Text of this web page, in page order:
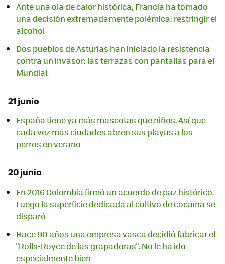
Ante una ola de calor histórica, Francia ha tomado
una decisión extremadamente polémica: restringir el
alcohol
Dos pueblos de Asturias han iniciado la resistencia
contra un invasor: las terrazas con pantallas para el
Mundial
21 junio
España tiene ya más mascotas que niños. Así que
cada vez más ciudades abren sus playas a los
perros en verano
20 junio
En 2016 Colombia firmó un acuerdo de paz histórico.
Luego la superficie dedicada al cultivo de cocaína se
disparó
Hace 90 años una empresa vasca decidió fabricar el
"Rolls-Royce de las grapadoras". No le ha ido
especialmente bien